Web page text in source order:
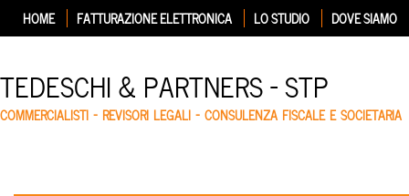
HOME FATTURAZIONE ELETTRONICA LO STUDIO DOVE SIAMO
TEDESCHI & PARTNERS – STP
COMMERCIALISTI – REVISORI LEGALI – CONSULENZA FISCALE E SOCIETARIA